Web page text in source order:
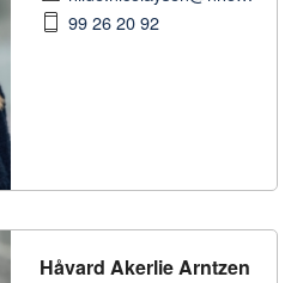
99 26 20 92
Håvard Akerlie Arntzen